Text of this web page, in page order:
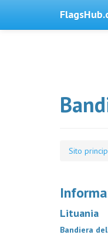
Sito
Lituania
Bandiera